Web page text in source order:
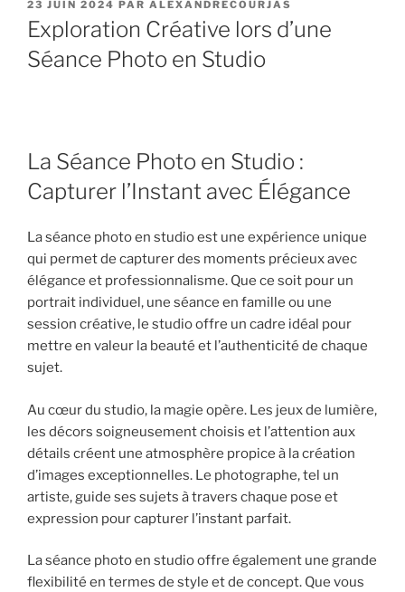
PUBLIÉ
LE
23 JUIN 2024 PAR ALEXANDRECOURJAS
Exploration Créative lors d’une
Séance Photo en Studio
La Séance Photo en Studio :
Capturer l’Instant avec Élégance
La séance photo en studio est une expérience unique
qui permet de capturer des moments précieux avec
élégance et professionnalisme. Que ce soit pour un
portrait individuel, une séance en famille ou une
session créative, le studio offre un cadre idéal pour
mettre en valeur la beauté et l’authenticité de chaque
sujet.
Au cœur du studio, la magie opère. Les jeux de lumière,
les décors soigneusement choisis et l’attention aux
détails créent une atmosphère propice à la création
d’images exceptionnelles. Le photographe, tel un
artiste, guide ses sujets à travers chaque pose et
expression pour capturer l’instant parfait.
La séance photo en studio offre également une grande
flexibilité en termes de style et de concept. Que vous